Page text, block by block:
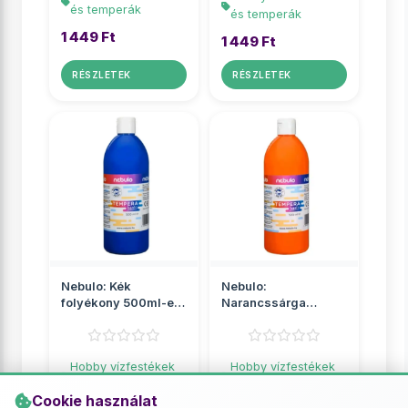
Cookie használat
és temperák
1 449 Ft
RÉSZLETEK
és temperák
1 449 Ft
RÉSZLETEK
Nebulo: Kék
folyékony 500ml-es
Hobby vízfestékek
Nebulo:
Narancssárga
tempera palackban
Hobby vízfestékek